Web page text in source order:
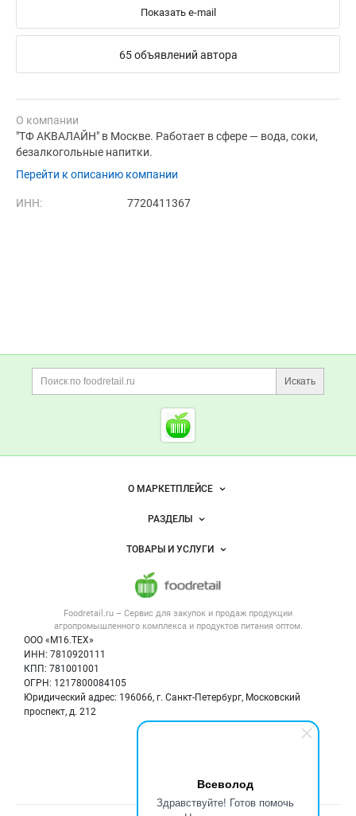
Всеволод
Здравствуйте! Готов помочь
Показать e-mail
65 объявлений автора
О компании
"ТФ АКВАЛАЙН" в Москве. Работает в сфере — вода, соки,
безалкогольные напитки.
Перейти к описанию компании
ИНН: 7720411367
Дополнительная информация
Поиск по сайту и
Искать
Cсылки на полезные
Foodretail.ru
— продукты
Важные разделы и контакты
Foodretail.ru – Сервис для закупок и продаж продукции
агропромышленного комплекса и продуктов питания оптом.
ООО «М16.ТЕХ»
ИНН: 7810920111
КПП: 781001001
ОГРН: 1217800084105
Юридический адрес: 196066, г. Санкт-Петербург, Московский
проспект, д. 212
Навигация по сайтуО МАРКЕТПЛЕЙСЕ
Размещение рекламы
Публичная оферта
Контактная информация
Политика обработки персональных данных
РАЗДЕЛЫ
Новости рынка
Вакансии
ТОВАРЫ И УСЛУГИ
Напитки, соки, вода
Услуги
Оборудование для пищепрома
Информация о компаниях